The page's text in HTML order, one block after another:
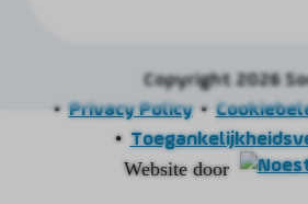
Copyright 2026
Privacy Policy
Website door